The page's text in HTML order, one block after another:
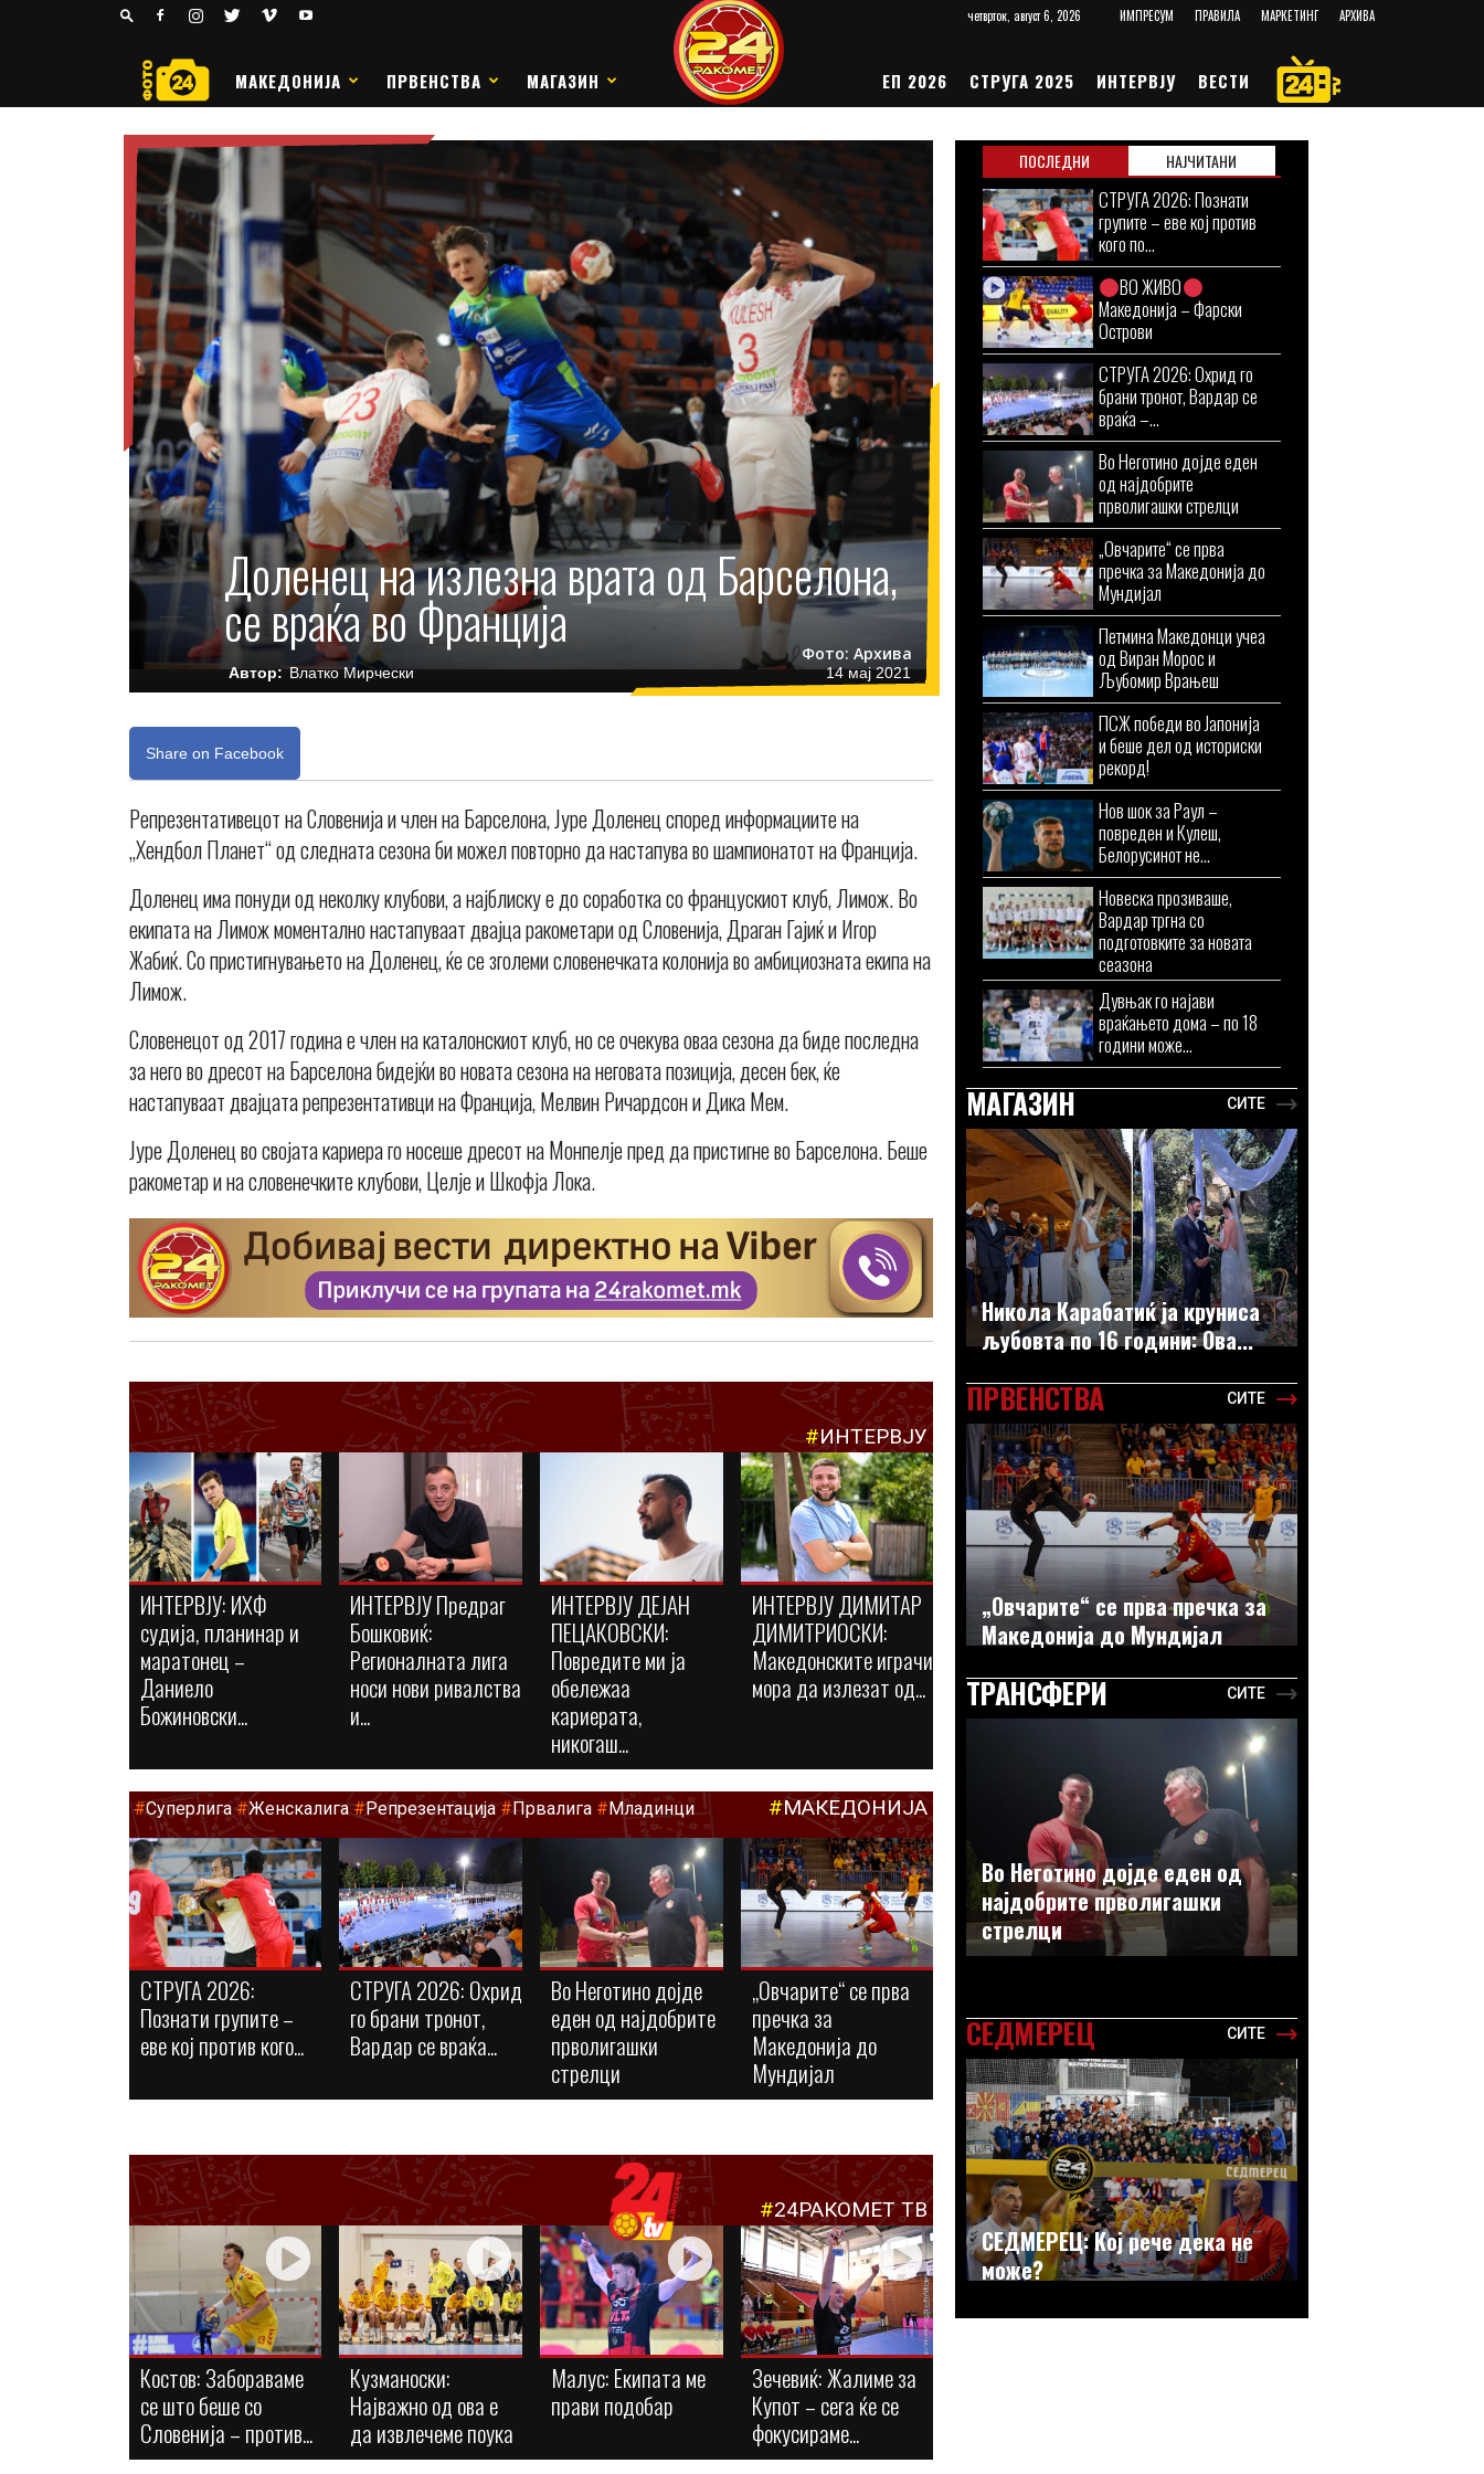
четврток, август 6, 2026 ИМПРЕСУМ ПРАВИЛА МАРКЕТИНГ АРХИВА
РАКОМЕТ
МАКЕДОНИЈА ПРВЕНСТВА МАГАЗИН ЕП 2026 СТРУГА 2025 ИНТЕРВЈУ ВЕСТИ
Доленец на излезна врата од Барселона,
се враќа во Франција
Автор: Влатко Мирчески 14 мај 2021
Фото: Архива
Share on Facebook
Репрезентативецот на Словенија и член на Барселона, Јуре Доленец според информациите на
„Хендбол Планет“ од следната сезона би можел повторно да настапува во шампионатот на Франција.
Доленец има понуди од неколку клубови, а најблиску е до соработка со францускиот клуб, Лимож. Во
екипата на Лимож моментално настапуваат двајца ракометари од Словенија, Драган Гајиќ и Игор
Жабиќ. Со пристигнувањето на Доленец, ќе се зголеми словенечката колонија во амбициозната екипа на
Лимож.
Словенецот од 2017 година е член на каталонскиот клуб, но се очекува оваа сезона да биде последна
за него во дресот на Барселона бидејќи во новата сезона на неговата позиција, десен бек, ќе
настапуваат двајцата репрезентативци на Франција, Мелвин Ричардсон и Дика Мем.
Јуре Доленец во својата кариера го носеше дресот на Монпелје пред да пристигне во Барселона. Беше
ракометар и на словенечките клубови, Целје и Шкофја Лока.
#ИНТЕРВЈУ
ИНТЕРВЈУ: ИХФ
судија, планинар и
маратонец –
Даниело
Божиновски...
ИНТЕРВЈУ Предраг
Бошковиќ:
Регионалната лига
носи нови ривалства
и...
ИНТЕРВЈУ ДЕЈАН
ПЕЦАКОВСКИ:
Повредите ми ја
обележаа
кариерата,
никогаш...
ИНТЕРВЈУ ДИМИТАР
ДИМИТРИОСКИ:
Македонските играчи
мора да излезат од...
#Суперлига #Женскалига#Репрезентација #Првалига #Младинци #МАКЕДОНИЈА
СТРУГА 2026:
Познати групите –
еве кој против кого...
СТРУГА 2026: Охрид
го брани тронот,
Вардар се враќа...
Во Неготино дојде
еден од најдобрите
прволигашки
стрелци
„Овчарите“ се прва
пречка за
Македонија до
Мундијал
#24РАКОМЕТ ТВ
Костов: Забораваме
се што беше со
Словенија – против...
Кузманоски:
Најважно од ова е
да извлечеме поука
Малус: Eкипата ме
прави подобар
Зечевиќ: Жалиме за
Купот – сега ќе се
фокусираме...
ПОСЛЕДНИ НАЈЧИТАНИ
СТРУГА 2026: Познати
групите – еве кој против
кого по...
ВО ЖИВО
Македонија – Фарски
Острови
СТРУГА 2026: Охрид го
брани тронот, Вардар се
враќа –...
Во Неготино дојде еден
од најдобрите
прволигашки стрелци
„Овчарите“ се прва
пречка за Македонија до
Мундијал
Петмина Македонци учеа
од Виран Морос и
Љубомир Врањеш
ПСЖ победи во Јапонија
и беше дел од историски
рекорд!
Нов шок за Раул –
повреден и Кулеш,
Белорусинот не...
Новеска прозиваше,
Вардар тргна со
подготовките за новата
сеазона
Дувњак го најави
враќањето дома – по 18
години може...
МАГАЗИН СИТЕ
Никола Карабатиќ ја круниса
љубовта по 16 години: Ова...
ПРВЕНСТВА СИТЕ
„Овчарите“ се прва пречка за
Македонија до Мундијал
ТРАНСФЕРИ СИТЕ
Во Неготино дојде еден од
најдобрите прволигашки
стрелци
СЕДМЕРЕЦ СИТЕ
СЕДМЕРЕЦ: Кој рече дека не
може?